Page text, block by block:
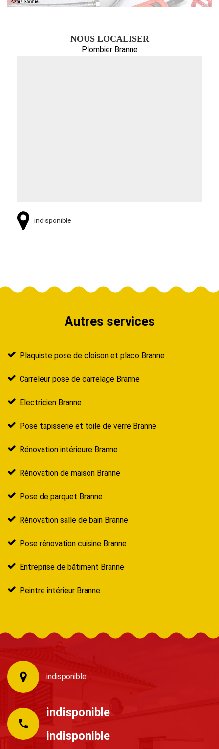
NOUS LOCALISER
Plombier Branne
indisponible
Autres services
Plaquiste pose de cloison et placo Branne
Carreleur pose de carrelage Branne
Electricien Branne
Pose tapisserie et toile de verre Branne
Rénovation intérieure Branne
Rénovation de maison Branne
Pose de parquet Branne
Rénovation salle de bain Branne
Pose rénovation cuisine Branne
Entreprise de bâtiment Branne
Peintre intérieur Branne
indisponible
indisponible
indisponible